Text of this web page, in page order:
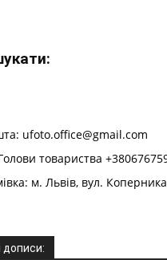
ufoto.office@gmail.com
товариства
м. Львів, вул.
дописи: